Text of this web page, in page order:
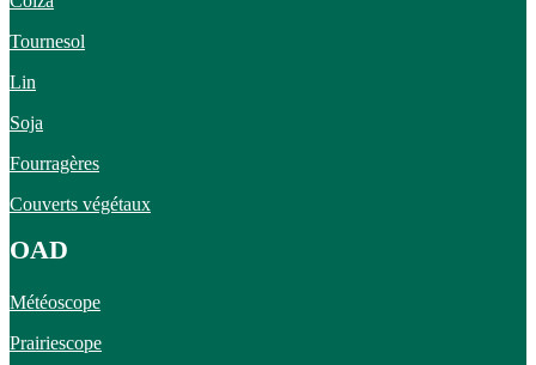
Tournesol
Lin
Soja
Fourragères
Couverts végétaux
OAD
Météoscope
Prairiescope